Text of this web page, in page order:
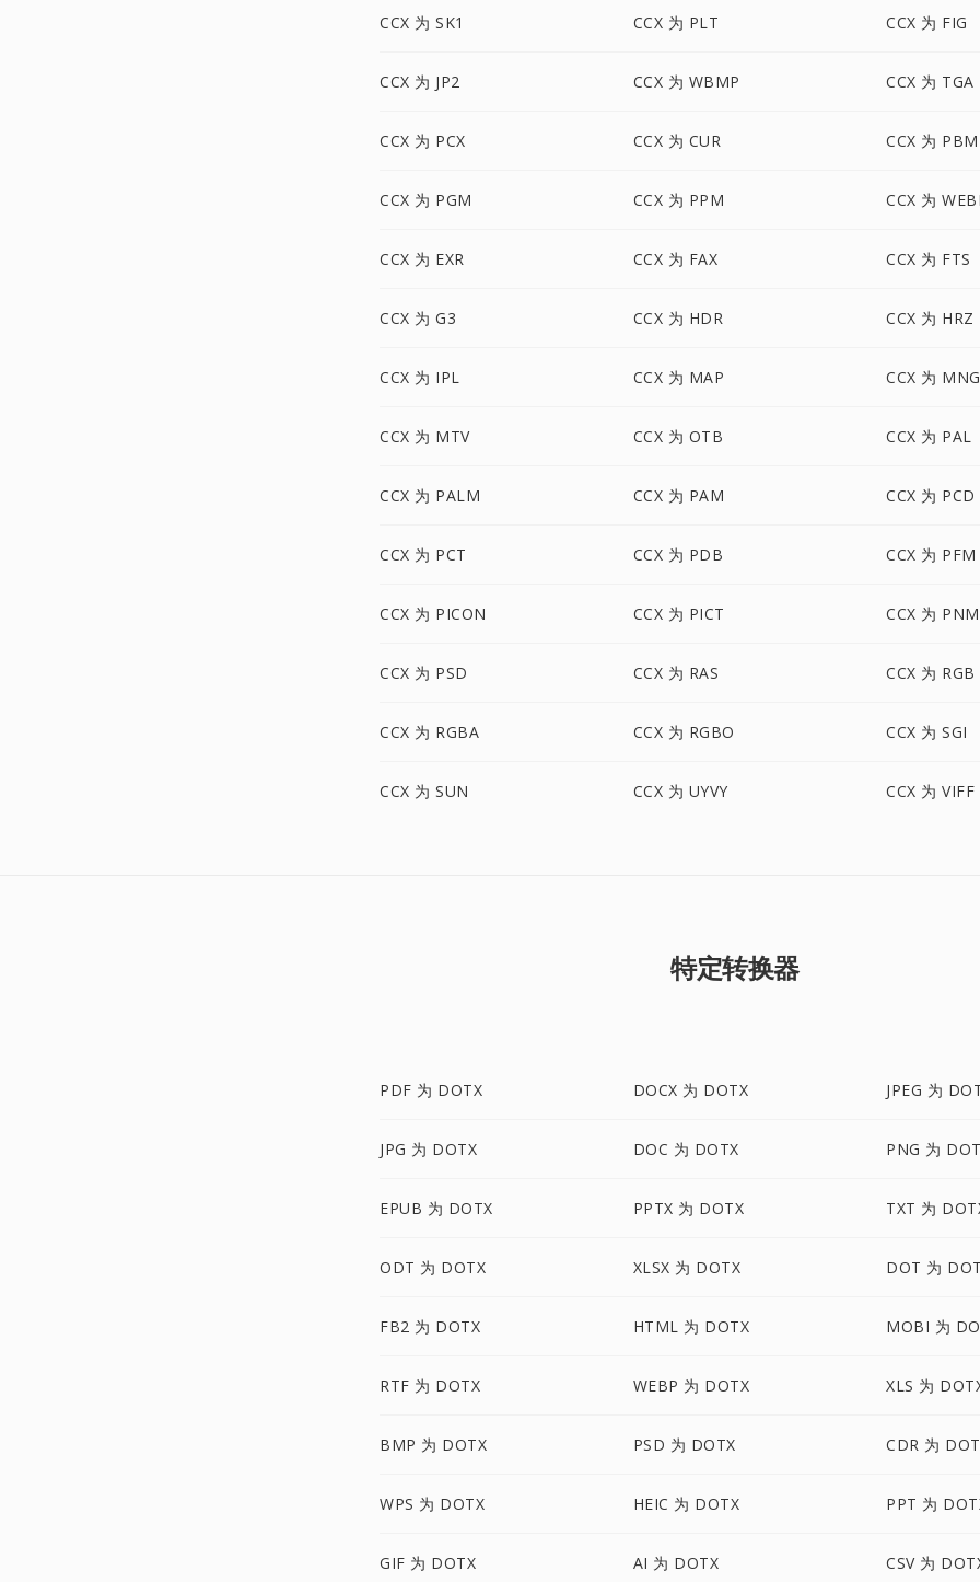
CCX 为 SK1 CCX 为 PLT CCX 为 FIG
CCX 为 JP2 CCX 为 WBMP CCX 为 TGA
CCX 为 PCX CCX 为 CUR CCX 为 PBM
CCX 为 PGM CCX 为 PPM CCX 为
CCX 为 EXR CCX 为 FAX CCX 为 FTS
CCX 为 G3 CCX 为 HDR CCX 为 HRZ
CCX 为 IPL CCX 为 MAP CCX 为 MNG
CCX 为 MTV CCX 为 OTB CCX 为 PAL
CCX 为 PALM CCX 为 PAM CCX 为 PCD
CCX 为 PCT CCX 为 PDB CCX 为 PFM
CCX 为 PICON CCX 为 PICT CCX 为 PNM
CCX 为 PSD CCX 为 RAS CCX 为 RGB
CCX 为 RGBA CCX 为 RGBO CCX 为 SGI
CCX 为 SUN CCX 为 UYVY CCX 为 VIFF
特定转换器
PDF 为 DOTX DOCX 为 DOTX JPEG 为
JPG 为 DOTX DOC 为 DOTX PNG 为
EPUB 为 DOTX PPTX 为 DOTX TXT 为
ODT 为 DOTX XLSX 为 DOTX DOT 为
FB2 为 DOTX HTML 为 DOTX MOBI 为
RTF 为 DOTX WEBP 为 DOTX XLS 为
BMP 为 DOTX PSD 为 DOTX CDR 为
WPS 为 DOTX HEIC 为 DOTX PPT 为
GIF 为 DOTX AI 为 DOTX CSV 为